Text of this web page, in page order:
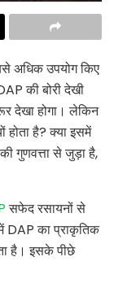
अधिक उपयोग किए
की बोरी देखी
देखा होगा। लेकिन
होता है? क्या इसमें
गुणवत्ता से जुड़ा है,
सफेद रसायनों से
DAP का प्राकृतिक
है। इसके पीछे